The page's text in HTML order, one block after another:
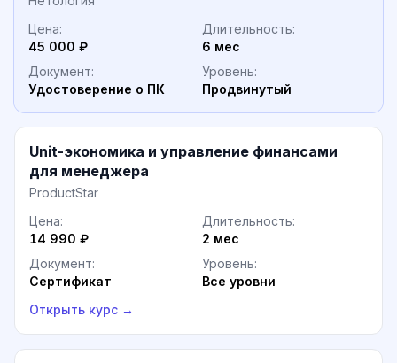
Цена:
45 000 ₽
Длительность:
6 мес
Документ:
Удостоверение о ПК
Уровень:
Продвинутый
Unit-экономика и управление финансами
для менеджера
ProductStar
Цена:
14 990 ₽
Длительность:
2 мес
Документ:
Сертификат
Уровень:
Все уровни
Открыть курс →